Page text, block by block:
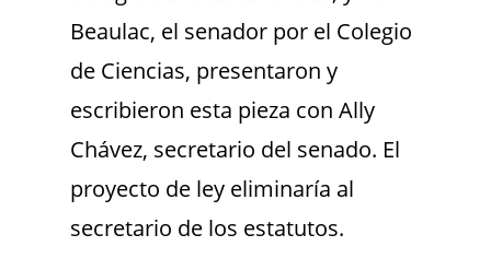
Beaulac, el senador por el Colegio
de Ciencias, presentaron y
escribieron esta pieza con Ally
Chávez, secretario del senado. El
proyecto de ley eliminaría al
secretario de los estatutos.